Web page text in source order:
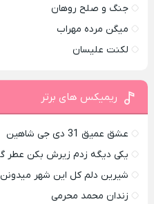
جنگ و صلح روهان
میگن مرده مهراب
لکنت علیسان
ریمیکس های برتر
عشق عمیق 31 دی جی شاهین
یکی دیگه زدم زیرش بکن عطر
شیرین دلم کل این شهر
زندان محمد محرمی